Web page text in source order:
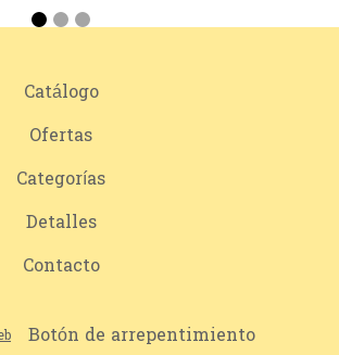
Catálogo
Ofertas
Categorías
Detalles
Contacto
Botón de arrepentimiento